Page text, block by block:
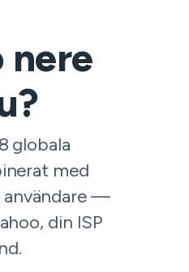
nere
globala
med
användare —
din ISP